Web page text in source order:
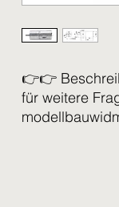
👉👉
für weitere